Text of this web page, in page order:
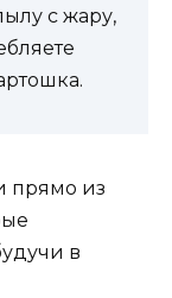
с жару,
прямо из
в